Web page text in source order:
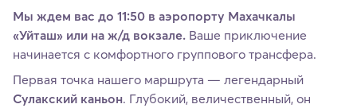
Мы ждем вас до 11:50 в аэропорту Махачкалы
«Уйташ» или на ж/д вокзале. Ваше приключение
начинается с комфортного группового трансфера.
Первая точка нашего маршрута — легендарный
Сулакский каньон. Глубокий, величественный, он